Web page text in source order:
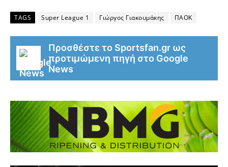
TAGS Super League 1 Γιώργος Γιακουμάκης ΠΑΟΚ
Προσθέστε το Sportsfan.gr ως
προτιμώμενη πηγή στο Google
News